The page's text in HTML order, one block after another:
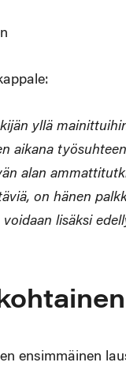
yllä
aikana
alan
on hänen
lisäksi
ensimmäinen